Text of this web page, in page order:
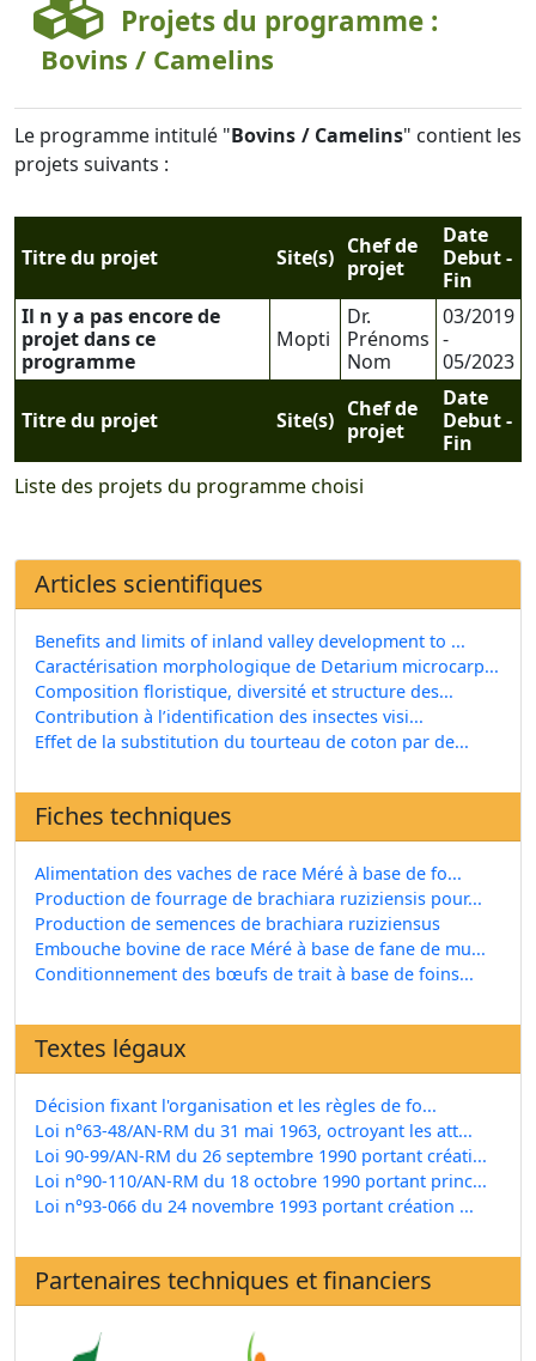
Projets du programme :
Bovins / Camelins
Le programme intitulé "Bovins / Camelins" contient les
projets suivants :
Liste des projets du programme choisi
Titre du projet Site(s) Chef de
projet
Date
Debut -
Fin
Titre du projet Site(s) Chef de
projet
Date
Debut -
Fin
Il n y a pas encore de
projet dans ce
programme
Mopti
Dr.
Prénoms
Nom
03/2019
-
05/2023
Articles scientifiques
Benefits and limits of inland valley development to ...
Caractérisation morphologique de Detarium microcarp...
Composition floristique, diversité et structure des...
Contribution à l’identification des insectes visi...
Effet de la substitution du tourteau de coton par de...
Fiches techniques
Alimentation des vaches de race Méré à base de fo...
Production de fourrage de brachiara ruziziensis pour...
Production de semences de brachiara ruziziensus
Embouche bovine de race Méré à base de fane de mu...
Conditionnement des bœufs de trait à base de foins...
Textes légaux
Décision fixant l'organisation et les règles de fo...
Loi n°63-48/AN-RM du 31 mai 1963, octroyant les att...
Loi 90-99/AN-RM du 26 septembre 1990 portant créati...
Loi n°90-110/AN-RM du 18 octobre 1990 portant princ...
Loi n°93-066 du 24 novembre 1993 portant création ...
Partenaires techniques et financiers